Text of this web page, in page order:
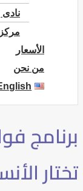
الأسعار
من نحن
برنامج
تختار